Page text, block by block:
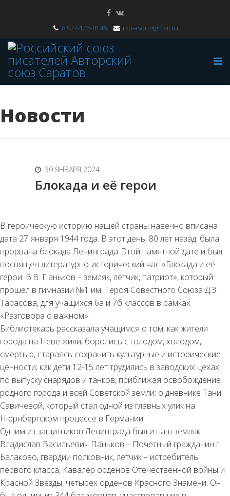
8 927-145-0146 rsp-asouz@mail.ru
Новости
30 ЯНВАРЯ 2024
Блокада и её герои
В героическую историю нашей страны навечно вписана
дата 27 января 1944 года. В этот день, 80 лет назад, была
прорвана блокада Ленинграда. Этой памятной дате и был
посвящен литературно-исторический час «Блокада и её
герои. В.В. Паньков – земляк, лётчик, патриот», который
прошёл в гимназии №1 им. Героя Совестного Союза Д.З.
Тарасова, для учащихся 6а и 7б классов в рамках
«Разговора о важном».
Библиотекарь рассказала учащимся о том, как жители
города на Неве жили, боролись с голодом, холодом,
смертью, стараясь сохранить культурные и исторические
ценности; как дети 12-15 лет трудились в заводских цехах
по выпуску снарядов и танков, приближая освобождение
родного города и всей Советской земли; о дневнике Тани
Савичевой, который стал одной из главных улик на
Нюрнбергском процессе в Германии.
Одним из защитников Ленинграда был и наш земляк
Владислав Васильевич Паньков – Почётный гражданин г.
Балаково, гвардии полковник, летчик – истребитель
первого класса, Кавалер орденов Отечественной войны и
Красной Звезды, четырех орденов Красного Знамени. Он